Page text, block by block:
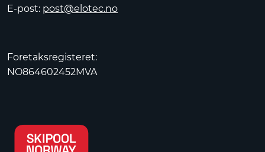
E-post: post@elotec.no
Foretaksregisteret:
NO864602452MVA